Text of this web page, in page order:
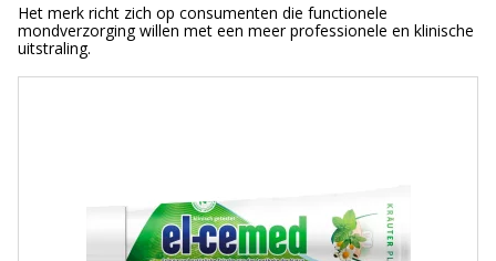
Het merk richt zich op consumenten die functionele
mondverzorging willen met een meer professionele en klinische
uitstraling.